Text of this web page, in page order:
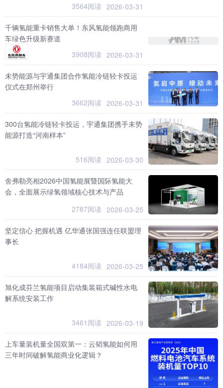
3564阅读 2026-03-31
千辆氢能重卡销售大单！东风氢能领跑商用
车绿色升级新赛道
3908阅读 2026-03-31
未势能源与宇通集团合作氢能冷链轻卡投运
仪式在郑州举行
3662阅读 2026-03-31
300台氢能冷链轻卡投运，宇通集团携手未势
能源打造“河南样本”
516阅读 2026-03-30
舍弗勒亮相2026中国氢能展暨国际氢能大
会，全面展示绿氢领域核心技术与产品
2787阅读 2026-03-25
坚定信心 把握机遇 亿华通张国强连任联盟理
事长
4184阅读 2026-03-25
旭化成芬兰氢能项目启动集装箱式碱性水电
解系统安装工作
3461阅读 2026-03-19
上车量装机量全国双第一：云韬氢能如何用
三年时间破解氢能商业化逻辑？